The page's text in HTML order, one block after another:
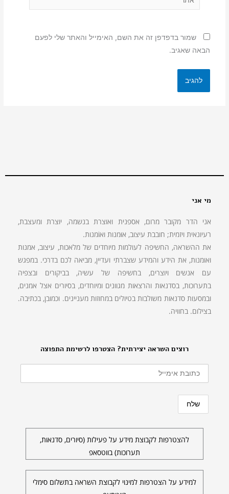
שמור בדפדפן זה את השם, האימייל והאתר שלי לפעם
הבאה שאגיב.
רוצים השראה יצירתית? הצטרפו לרשימת התפוצה
להצטרפות לקבוצת מידע על פעילות (סיורים, סדנאות,
תערוכות) בווטסאפ
למידע על הצטרפות למינוי לקבוצת השראה בתשלום סימלי
מי אני
אני הדר מקובר מרום, אספנית ואוצרת בנשמה, יוצרת ומעצבת,
רעיונאית ויזמית; חובבת עיצוב, אוּמנות ואוֹמנות.
את ההשראה, החשיפה לעולמות מיוחדים של מלאכות, עיצוב, אמנות
ואומנות, את הידע והמידע שצברתי ועדיין, מביאה לכם בדרכי. במפגש
עם אנשים ויוצרים, בחשיפה של עשיה, בביקורים ובצפיה
בתערוכות, בסדנאות והרצאות מגוונים ומיוחדים, בסיורים אצל אמנים,
ובמסעות סדנאות משולבות בטיולים במחוזות מעניינים. וכמובן, בכתיבה.
בצילום. בחוויה.